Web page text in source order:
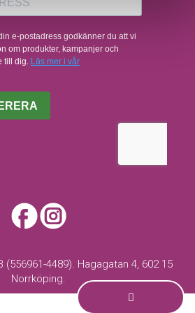
(556961-4489). Hagagatan 4, 602 15
Norrköping.